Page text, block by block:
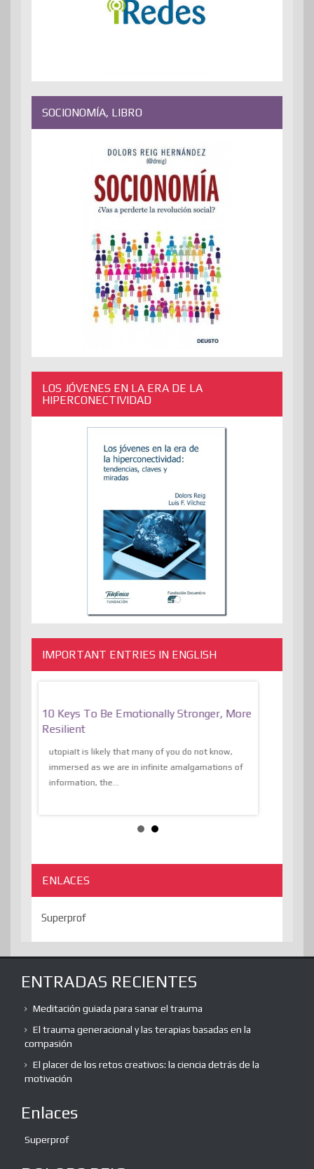
SOCIONOMÍA, LIBRO
LOS JÓVENES EN LA ERA DE LA
HIPERCONECTIVIDAD
IMPORTANT ENTRIES IN ENGLISH
10 Keys To Be Emotionally Stronger, More
Resilient
utopiaIt is likely that many of you do not know,
immersed as we are in infinite amalgamations of
information, the...
ENLACES
Superprof
ENTRADAS RECIENTES
Meditación guiada para sanar el trauma
El trauma generacional y las terapias basadas en la
compasión
El placer de los retos creativos: la ciencia detrás de la
motivación
Enlaces
Superprof